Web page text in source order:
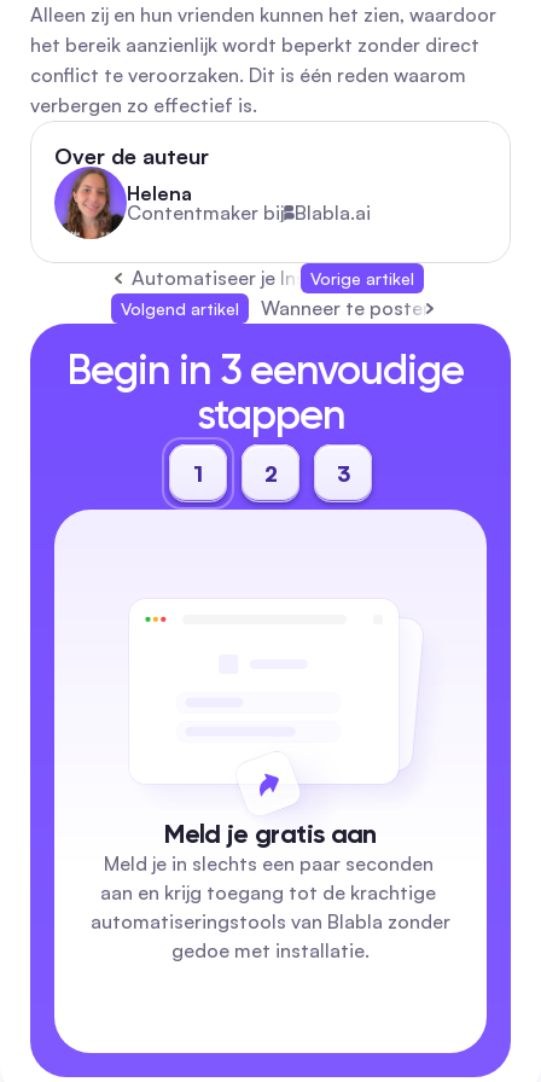
Alleen zij en hun vrienden kunnen het zien, waardoor
het bereik aanzienlijk wordt beperkt zonder direct
conflict te veroorzaken. Dit is één reden waarom
verbergen zo effectief is.
Over de auteur
Helena
Contentmaker bij Blabla.ai
Automatiseer je Instagram-berichten met
Vorige artikel
Volgend artikel
Wanneer te posten op
Begin in 3 eenvoudige
stappen
1 2 3
Meld je gratis aan
Meld je in slechts een paar seconden
aan en krijg toegang tot de krachtige
automatiseringstools van Blabla zonder
gedoe met installatie.